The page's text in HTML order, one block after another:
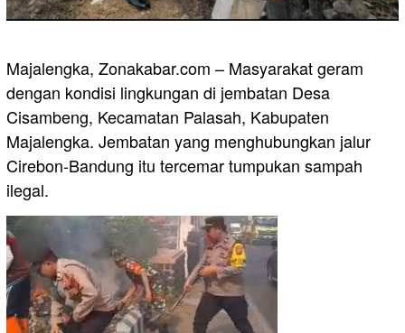
Majalengka, Zonakabar.com – Masyarakat geram
dengan kondisi lingkungan di jembatan Desa
Cisambeng, Kecamatan Palasah, Kabupaten
Majalengka. Jembatan yang menghubungkan jalur
Cirebon-Bandung itu tercemar tumpukan sampah
ilegal.